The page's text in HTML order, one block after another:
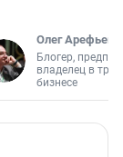
Олег Арефьев
Блогер,
владелец в
бизнесе